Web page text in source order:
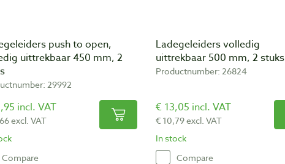
push to open,
uittrekbaar 450 mm, 2
29992
incl. VAT
excl. VAT
Compare
Ladegeleiders volledig
uittrekbaar 500 mm, 2 stuks
Productnumber: 26824
€ 13,05 incl. VAT
€ 10,79 excl. VAT
In stock
Compare